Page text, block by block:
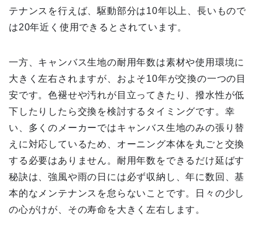
テナンスを行えば、駆動部分は10年以上、長いもので
は20年近く使用できるとされています。
一方、キャンバス生地の耐用年数は素材や使用環境に
大きく左右されますが、およそ10年が交換の一つの目
安です。色褪せや汚れが目立ってきたり、撥水性が低
下したりしたら交換を検討するタイミングです。幸
い、多くのメーカーではキャンバス生地のみの張り替
えに対応しているため、オーニング本体を丸ごと交換
する必要はありません。耐用年数をできるだけ延ばす
秘訣は、強風や雨の日には必ず収納し、年に数回、基
本的なメンテナンスを怠らないことです。日々の少し
の心がけが、その寿命を大きく左右します。